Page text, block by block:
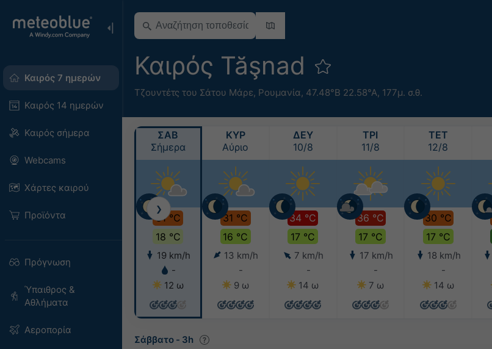
Καιρός 7 ημερών
Καιρός 14 ημερών
Καιρός σήμερα
Webcams
Χάρτες καιρού
Προϊόντα
Πρόγνωση
Ύπαιθρος &
Αθλήματα
Αεροπορία
Καιρός Tăşnad
Τζουντέτς του Σάτου Μάρε, Ρουμανία, 47.48°Β 22.58°Α, 177μ. σ.θ.
ΣΑΒ
Σήμερα
31 °C
18 °C
19 km/h
-
12 ω
ΚΥΡ
Αύριο
31 °C
16 °C
13 km/h
-
9 ω
ΔΕΥ
10/8
34 °C
17 °C
7 km/h
-
14 ω
ΤΡΙ
11/8
36 °C
17 °C
17 km/h
-
7 ω
ΤΕΤ
12/8
30 °C
17 °C
18 km/h
-
14 ω
❯
Σάββατο - 3h